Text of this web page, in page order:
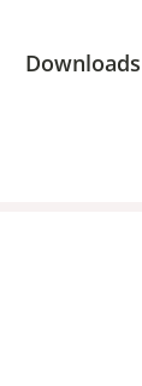
Downloads